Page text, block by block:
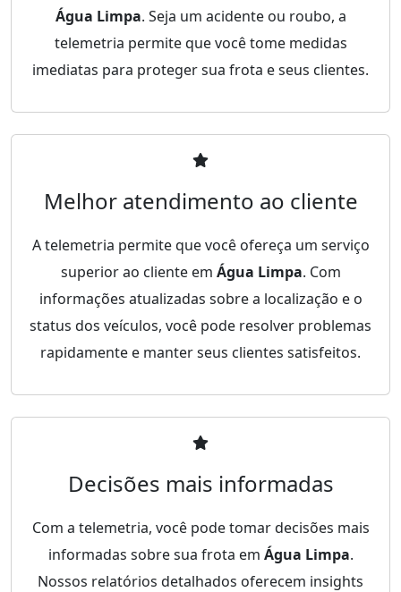
Água Limpa. Seja um acidente ou roubo, a
telemetria permite que você tome medidas
imediatas para proteger sua frota e seus clientes.
Melhor atendimento ao cliente
A telemetria permite que você ofereça um serviço
superior ao cliente em Água Limpa. Com
informações atualizadas sobre a localização e o
status dos veículos, você pode resolver problemas
rapidamente e manter seus clientes satisfeitos.
Decisões mais informadas
Com a telemetria, você pode tomar decisões mais
informadas sobre sua frota em Água Limpa.
Nossos relatórios detalhados oferecem insights